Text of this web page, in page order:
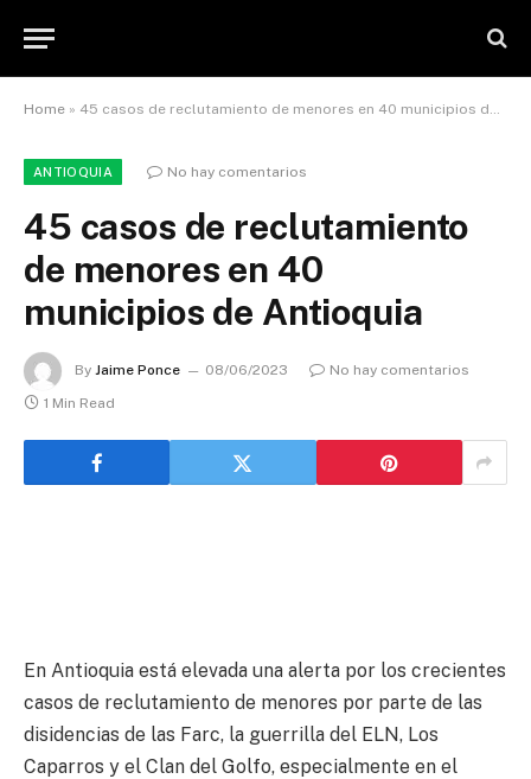
Home » 45 casos de reclutamiento de menores en 40 municipios de Antioquia
ANTIOQUIA No hay comentarios
45 casos de reclutamiento
de menores en 40
municipios de Antioquia
By Jaime Ponce 08/06/2023
No hay comentarios
1 Min Read
En Antioquia está elevada una alerta por los crecientes
casos de reclutamiento de menores por parte de las
disidencias de las Farc, la guerrilla del ELN, Los
Caparros y el Clan del Golfo, especialmente en el